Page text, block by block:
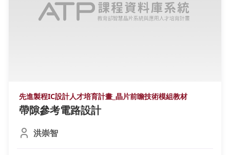
先進製程IC設計人才培育計畫_晶片前瞻技術模組教材
帶隙參考電路設計
洪崇智